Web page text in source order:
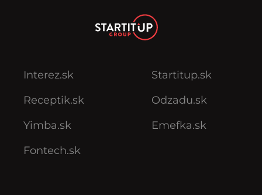
Interez.sk
Receptik.sk
Yimba.sk
Fontech.sk
Startitup.sk
Odzadu.sk
Emefka.sk